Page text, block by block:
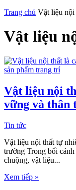
Trang chủ Vật liệu nội
Vật liệu
Vật liệu nội
vững và thân
Tin tức
Vật liệu nội thất tự
trường Trong bối
chuộng, vật liệu...
Xem tiếp »